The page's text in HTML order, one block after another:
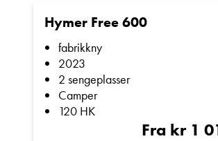
Hymer Free 600
fabrikkny
2023
2 sengeplasser
Camper
120 HK
Fra kr 1